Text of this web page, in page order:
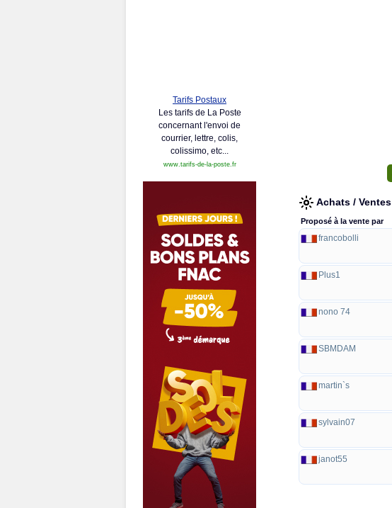
Tarifs Postaux
Les tarifs de La Poste
concernant l'envoi de
courrier, lettre, colis,
colissimo, etc...
www.tarifs-de-la-poste.fr
Achats / Ventes
Proposé à la vente par
francobolli
Plus1
nono 74
SBMDAM
martin`s
sylvain07
janot55